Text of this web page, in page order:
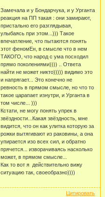
Замечала и у Бондарчука, и у Урганта
реакция на ПП такая : они замирают,
пристально его разглядывая,
улыбаясь при этом...))) Такое
впечатление, что пытаются понять
этот феномЕн, в смысле что в нем
ТАКОГО, что народ с ума посходил
прямо поколениями)))) .. Ответа
найти не может никто))))) видимо это
и напрягает... Это конечно не
ревность в прямом смысле, но что то
такое царапает изнутри, и Урганта в
том числе... )))
Кстати, не могу понять упрек в
звёздности...Какая звёздность, мне
видится, что он как улитка которую за
рожки вытягивают из раковины, а она
упирается изо всех сил, и обратно
прячется... изворачиваясь насколько
может, в прямом смысле...
Как то вот я действительно вижу
ситуацию так, своеобразно))))
Цитировать